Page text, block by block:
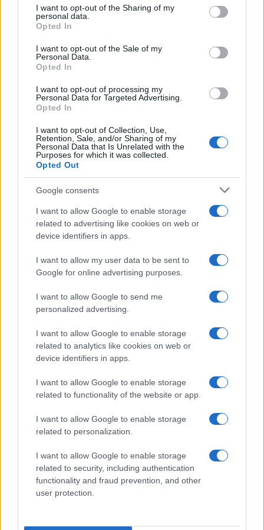
disclose it to other third parties.
Please note that this website/app uses one or more Google
services and may gather and store information including but
not limited to your visit or usage behaviour. You may click to
grant or deny consent to Google and its third-party tags to
consent section.
I want to opt-out of the Sharing of my
personal data.
Opted In
I want to opt-out of the Sale of my
Personal Data.
Opted In
I want to opt-out of processing my
Personal Data for Targeted Advertising.
Opted In
I want to opt-out of Collection, Use,
Retention, Sale, and/or Sharing of my
Personal Data that Is Unrelated with the
Purposes for which it was collected.
Opted Out
Google consents
I want to allow Google to enable storage
related to advertising like cookies on web or
device identifiers in apps.
I want to allow my user data to be sent to
Google for online advertising purposes.
I want to allow Google to send me
personalized advertising.
I want to allow Google to enable storage
related to analytics like cookies on web or
device identifiers in apps.
I want to allow Google to enable storage
related to functionality of the website or app.
I want to allow Google to enable storage
related to personalization.
I want to allow Google to enable storage
related to security, including authentication
functionality and fraud prevention, and other
user protection.
Francia
InvestirMag
Germania
Investieren24
UK
News Hub UK
Lgbtq News
Olanda
NL Newz